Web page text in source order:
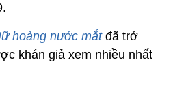
hoàng nước mắtđã trở
khán giả xem nhiều nhất